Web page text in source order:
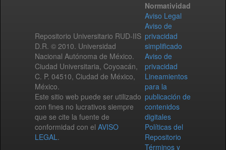
Repositorio Universitario RUD-IIS
D.R. © 2010. Universidad
Nacional Autónoma de México.
Ciudad Universitaria, Coyoacán,
C. P. 04510, Ciudad de México,
México.
Este sitio web puede ser utilizado
con fines no lucrativos siempre
que se cite la fuente de
conformidad con el AVISO
LEGAL.
Normatividad
Aviso Legal
Aviso de
privacidad
simplificado
Aviso de
privacidad
Lineamientos
para la
publicación de
contenidos
digitales
Políticas del
Repositorio
Términos y